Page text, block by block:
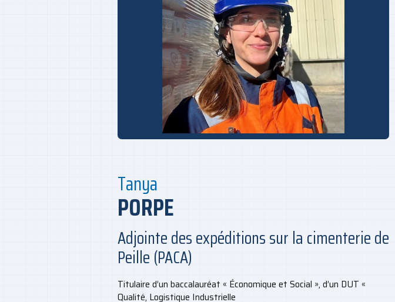
Tanya
PORPE
Adjointe des expéditions sur la cimenterie de
Peille (PACA)
Titulaire d’un baccalauréat « Économique et Social », d’un DUT «
Qualité, Logistique Industrielle